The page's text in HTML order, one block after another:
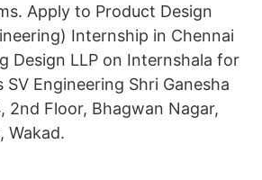
Apply to Product Design
Internship in Chennai
Design LLP on Internshala for
Engineering Shri Ganesha
2nd Floor, Bhagwan Nagar,
Wakad.